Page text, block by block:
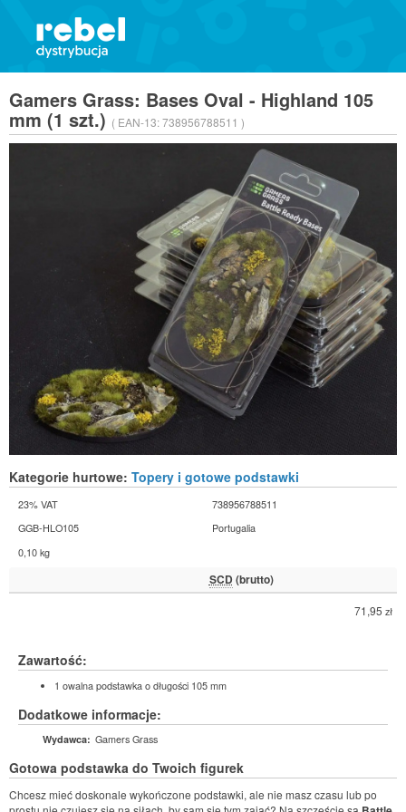
Gamers Grass: Bases Oval - Highland 105
mm (1 szt.) ( EAN-13:738956788511 )
Kategorie hurtowe: Topery i gotowe podstawki
23% VAT
738956788511
GGB-HLO105
Portugalia
0,10 kg
SCD (brutto)
71,95 zł
Zawartość:
1 owalna podstawka o długości 105 mm
Dodatkowe informacje:
Wydawca: Gamers Grass
Gotowa podstawka do Twoich figurek
Chcesz mieć doskonale wykończone podstawki, ale nie masz czasu lub po